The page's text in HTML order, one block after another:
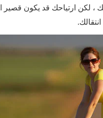
، لكن ارتياحك قد يكون